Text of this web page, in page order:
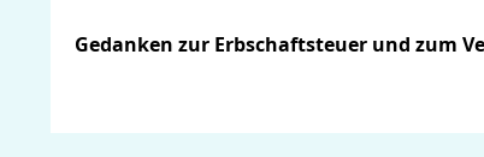
Gedanken zur Erbschaftsteuer und zum